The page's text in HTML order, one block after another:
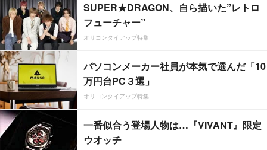
SUPER★DRAGON、自ら描いた”レトロ
フューチャー”
オリコンタイアップ特集
パソコンメーカー社員が本気で選んだ「10
万円台PC３選」
オリコンタイアップ特集
一番似合う登場人物は…『VIVANT』限定
ウオッチ